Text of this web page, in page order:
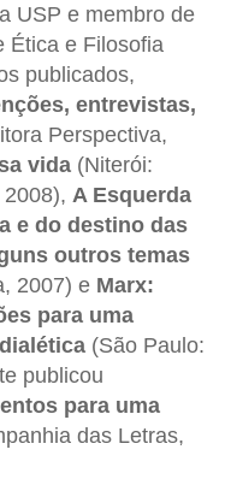
USP e membro de
Ética e Filosofia
publicados,
entrevistas,
Perspectiva,
vida (Niterói:
A Esquerda
e do destino das
outros temas
2007) e Marx:
para uma
(São Paulo:
publicou
para uma
das Letras,